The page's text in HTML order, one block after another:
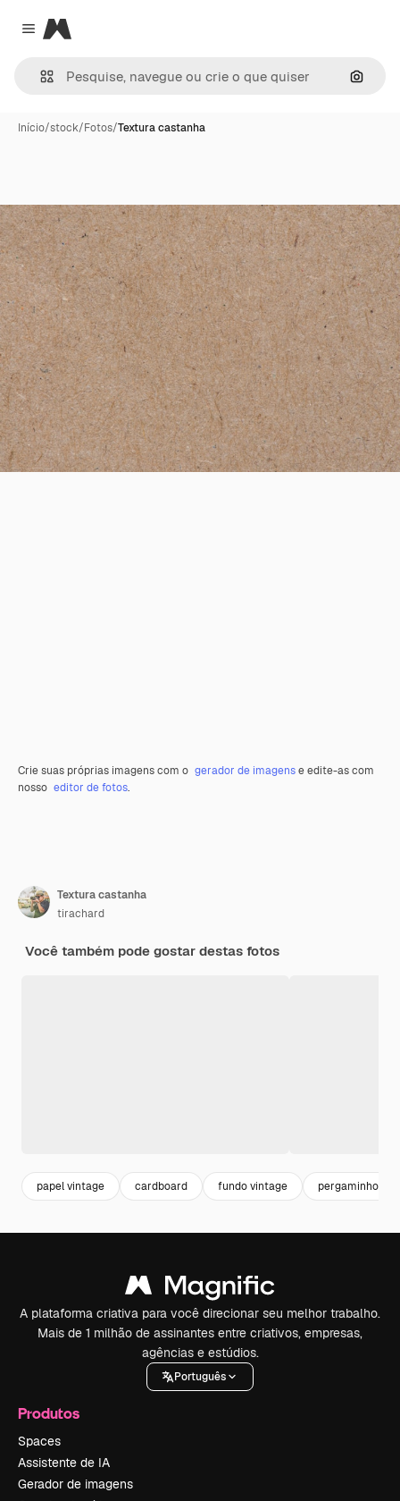
Close menu
Magnific
Início/stock/Fotos/Textura castanha
Crie suas próprias imagens com o gerador de imagense edite-as com
nosso editor de fotos.
Textura castanha
tirachard
Você também pode gostar destas fotos
papel vintage cardboard fundo vintage pergaminho
A plataforma criativa para você direcionar seu melhor trabalho.
Mais de 1 milhão de assinantes entre criativos, empresas,
agências e estúdios.
Português
Produtos
Spaces
Assistente de IA
Gerador de imagens